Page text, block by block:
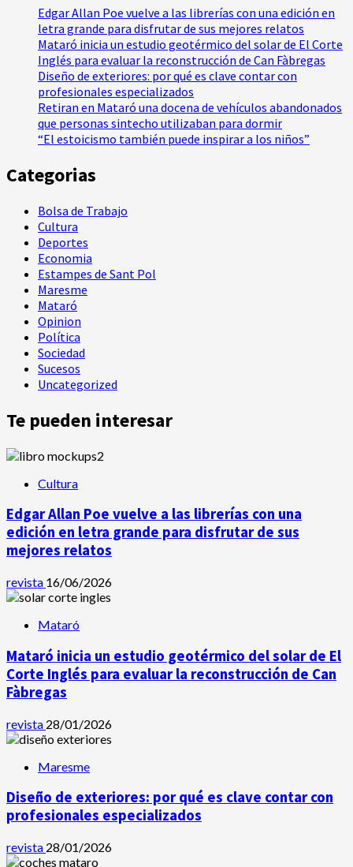
Edgar Allan Poe vuelve a las librerías con una edición en
letra grande para disfrutar de sus mejores relatos
Mataró inicia un estudio geotérmico del solar de El Corte
Inglés para evaluar la reconstrucción de Can Fàbregas
Diseño de exteriores: por qué es clave contar con
profesionales especializados
Retiran en Mataró una docena de vehículos abandonados
que personas sintecho utilizaban para dormir
“El estoicismo también puede inspirar a los niños”
Categorias
Bolsa de Trabajo
Cultura
Deportes
Economia
Estampes de Sant Pol
Maresme
Mataró
Opinion
Política
Sociedad
Sucesos
Uncategorized
Te pueden interesar
Cultura
Edgar Allan Poe vuelve a las librerías con una
edición en letra grande para disfrutar de sus
mejores relatos
revista 16/06/2026
Mataró
Mataró inicia un estudio geotérmico del solar de El
Corte Inglés para evaluar la reconstrucción de Can
Fàbregas
revista 28/01/2026
Maresme
Diseño de exteriores: por qué es clave contar con
profesionales especializados
revista 28/01/2026